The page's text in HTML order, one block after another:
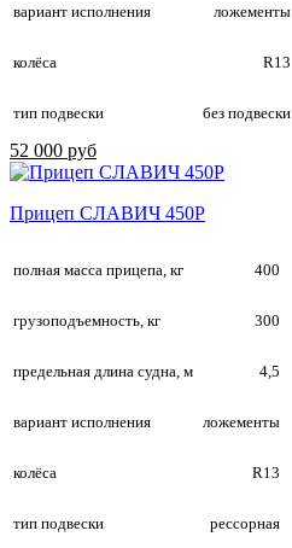
вариант исполнения ложементы
колёса R13
тип подвески без подвески
52 000 руб
Прицеп СЛАВИЧ 450Р
полная масса прицепа, кг 400
грузоподъемность, кг 300
предельная длина судна, м 4,5
вариант исполнения ложементы
колёса R13
тип подвески рессорная